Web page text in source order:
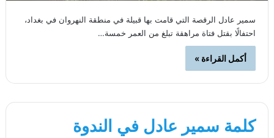
سمير عادل الرقصة التي قامت بها قبيلة في منطقة النهروان في بغداد،
احتفالًا بقتل فتاة مراهقة تبلغ من العمر خمسة…
أكمل القراءة »
كلمة سمير عادل في الندوة